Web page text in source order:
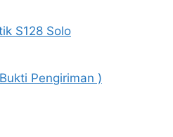
S128 Solo
Pengiriman )